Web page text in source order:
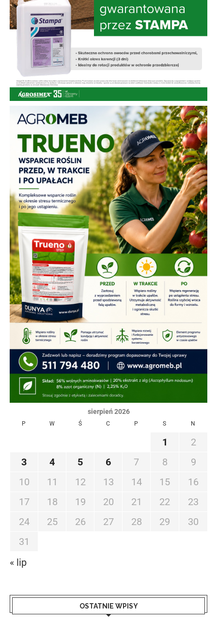
sierpień 2026
P W Ś C P S N
1
2
3
4 5 6 7 8
9
10
11 12 13 14 15
16
17
18 19 20 21 22
23
24
25 26 27 28 29
30
31
« lip
OSTATNIE WPISY